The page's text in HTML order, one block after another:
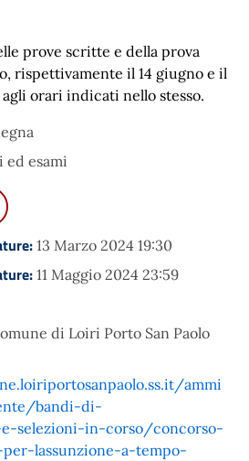
prove scritte e della prova
rispettivamente il 14 giugno e il
orari indicati nello stesso.
esami
13 Marzo 2024 19:30
11 Maggio 2024 23:59
di Loiri Porto San Paolo
ammi
bandi-di-
selezioni-in-corso/concorso-
lassunzione-a-tempo-